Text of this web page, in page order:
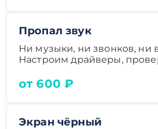
Пропал звук
Ни музыки, ни звонков, ни
Настроим драйверы,
от 600 ₽
Экран чёрный